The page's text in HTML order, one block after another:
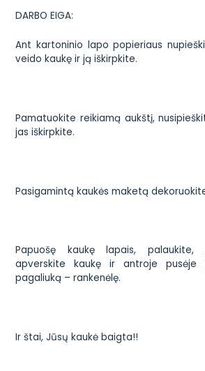
DARBO EIGA:
Ant kartoninio lapo popieriaus
veido kaukę ir ją iškirpkite.
Pamatuokite reikiamą aukštį,
jas iškirpkite.
Pasigamintą kaukės maketą
Papuošę kaukę lapais, palaukite,
apverskite kaukę ir antroje pusėje
pagaliuką – rankenėlę.
Ir štai, Jūsų kaukė baigta!!